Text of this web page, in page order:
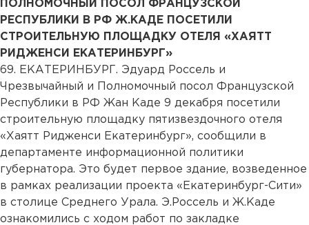
ПОЛНОМОЧНЫЙ ПОСОЛ ФРАНЦУЗСКОЙ
РЕСПУБЛИКИ В РФ Ж.КАДЕ ПОСЕТИЛИ
СТРОИТЕЛЬНУЮ ПЛОЩАДКУ ОТЕЛЯ «ХАЯТТ
РИДЖЕНСИ ЕКАТЕРИНБУРГ»
69. ЕКАТЕРИНБУРГ. Эдуард Россель и
Чрезвычайный и Полномочный посол Французской
Республики в РФ Жан Каде 9 декабря посетили
строительную площадку пятизвездочного отеля
«Хаятт Ридженси Екатеринбург», сообщили в
департаменте информационной политики
губернатора. Это будет первое здание, возведенное
в рамках реализации проекта «Екатеринбург-Сити»
в столице Среднего Урала. Э.Россель и Ж.Каде
ознакомились с ходом работ по закладке